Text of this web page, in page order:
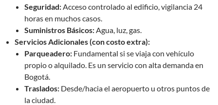
Seguridad:Acceso controlado al edificio, vigilancia 24
horas en muchos casos.
Suministros Básicos:Agua, luz, gas.
Servicios Adicionales (con costo extra):
Parqueadero: Fundamental si se viaja con vehículo
propio o alquilado. Es un servicio con alta demanda en
Bogotá.
Traslados: Desde/hacia el aeropuerto u otros puntos de
la ciudad.